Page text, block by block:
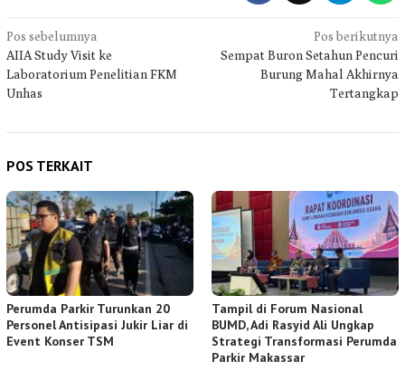
Navigasi
pos
Pos sebelumnya
AIIA Study Visit ke
Laboratorium Penelitian FKM
Unhas
Pos berikutnya
Sempat Buron Setahun Pencuri
Burung Mahal Akhirnya
Tertangkap
POS TERKAIT
Perumda Parkir Turunkan 20
Personel Antisipasi Jukir Liar di
Event Konser TSM
Tampil di Forum Nasional
BUMD, Adi Rasyid Ali Ungkap
Strategi Transformasi Perumda
Parkir Makassar